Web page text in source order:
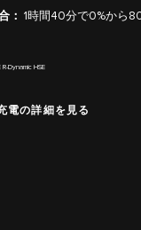
： 1時間40分で0%から
Dynamic HSE
電の詳細を見る